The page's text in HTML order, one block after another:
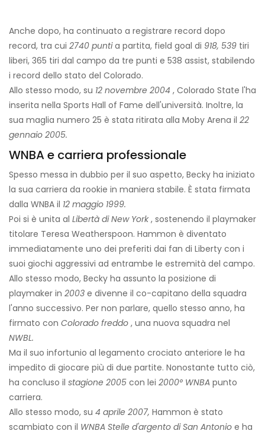
Anche dopo, ha continuato a registrare record dopo
record, tra cui 2740 puntia partita, field goal di 918, 539 tiri
liberi, 365 tiri dal campo da tre punti e 538 assist, stabilendo
i record dello stato del Colorado.
Allo stesso modo, su 12 novembre 2004 , Colorado State l'ha
inserita nella Sports Hall of Fame dell'università. Inoltre, la
sua maglia numero 25 è stata ritirata alla Moby Arena il 22
gennaio 2005.
WNBA e carriera professionale
Spesso messa in dubbio per il suo aspetto, Becky ha iniziato
la sua carriera da rookie in maniera stabile. È stata firmata
dalla WNBA il 12 maggio 1999.
Poi si è unita al Libertà di New York, sostenendo il playmaker
titolare Teresa Weatherspoon. Hammon è diventato
immediatamente uno dei preferiti dai fan di Liberty con i
suoi giochi aggressivi ad entrambe le estremità del campo.
Allo stesso modo, Becky ha assunto la posizione di
playmaker in 2003 e divenne il co-capitano della squadra
l'anno successivo. Per non parlare, quello stesso anno, ha
firmato con Colorado freddo , una nuova squadra nel
NWBL.
Ma il suo infortunio al legamento crociato anteriore le ha
impedito di giocare più di due partite. Nonostante tutto ciò,
ha concluso il stagione 2005 con lei 2000° WNBA punto
carriera.
Allo stesso modo, su 4 aprile 2007, Hammon è stato
scambiato con il WNBA Stelle d'argento di San Antonio e ha